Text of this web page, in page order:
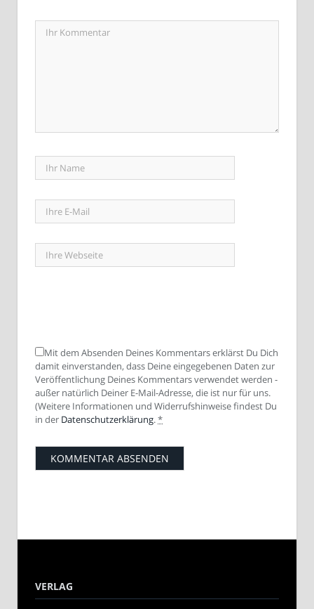
Mit dem Absenden Deines Kommentars erklärst Du Dich
damit einverstanden, dass Deine eingegebenen Daten zur
Veröffentlichung Deines Kommentars verwendet werden -
außer natürlich Deiner E-Mail-Adresse, die ist nur für uns.
(Weitere Informationen und Widerrufshinweise findest Du
in der Datenschutzerklärung.*
VERLAG